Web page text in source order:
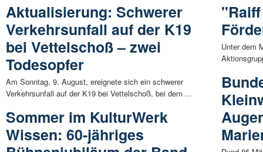
Aktualisierung: Schwerer
Verkehrsunfall auf der K19
bei Vettelschoß – zwei
Todesopfer
Am Sonntag, 9. August, ereignete sich ein schwerer
Verkehrsunfall auf der K19 bei Vettelschoß, bei dem ...
Sommer im KulturWerk
Wissen: 60-jähriges
Unter dem